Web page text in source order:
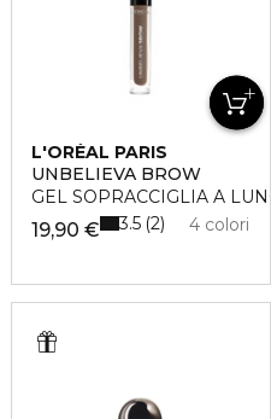
L'ORÉAL PARIS
UNBELIEVA BROW
GEL SOPRACCIGLIA A
19,90 € 4 colori
3.5 2